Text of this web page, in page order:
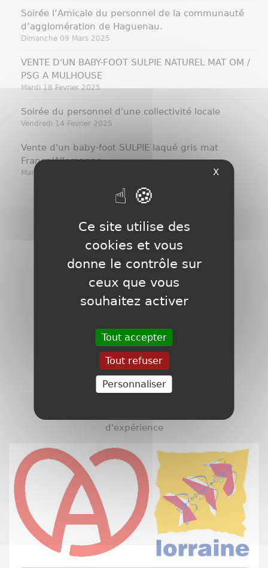
Soirée l’Amicale du personnel de la communauté
d’agglomération de Haguenau.
Dimanche 09 Mars 2025
VENTE D'UN BABY-FOOT SULPIE NATUREL MAT OM /
PSG A MULHOUSE
Mardi 18 Fevrier 2025
Soirée du personnel d'une collectivité locale
Vendredi 14 Fevrier 2025
Vente d'un baby-foot SULPIE laqué gris mat
France/Allemagne
Mardi 11 Fevrier 2025
familliale
d'expérience
X
Ce site utilise des
cookies et vous
donne le contrôle sur
ceux que vous
souhaitez activer
Tout accepter
Tout refuser
Personnaliser